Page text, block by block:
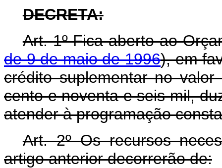
DECRETA:
Art. 1º Fica aberto ao
de 9 de maio de 1996), em
crédito suplementar no
cento e noventa e seis mil,
atender à programação
Art. 2º Os recursos
artigo anterior decorrerão de: